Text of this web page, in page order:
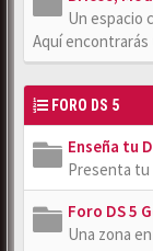
Un espacio
Aquí encontrarás
FORO DS 5
Enseña tu
Presenta tu
Foro DS 5
Una zona